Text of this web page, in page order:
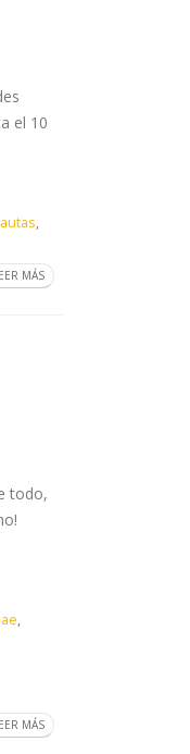
el 10
,
MÁS
todo,
,
MÁS